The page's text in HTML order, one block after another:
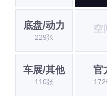
底盘/动力
229张
空
车展/其他
110张
官
172